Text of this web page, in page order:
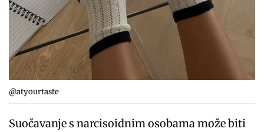
@atyourtaste
Suočavanje s narcisoidnim osobama može biti